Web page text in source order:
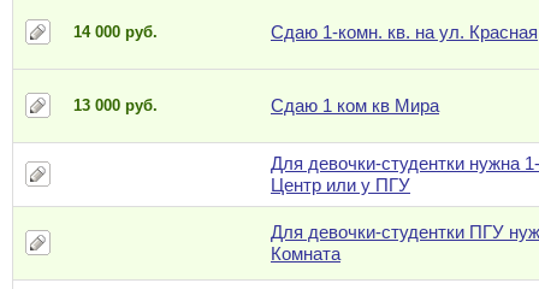
14 000 руб. Сдаю 1-комн. кв. на ул.
13 000 руб. Сдаю 1 ком кв Мира
Для девочки-студентки нужна
Центр или у ПГУ
Для девочки-студентки ПГУ
Комната